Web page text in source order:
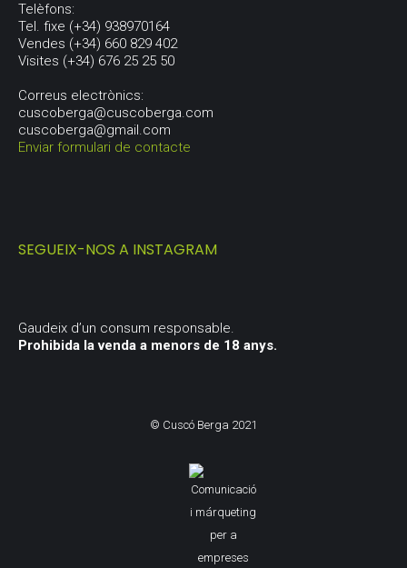
Telèfons:
Tel. fixe (+34) 938970164
Vendes (+34) 660 829 402
Visites (+34) 676 25 25 50
Correus electrònics:
cuscoberga@cuscoberga.com
cuscoberga@gmail.com
Enviar formulari de contacte
SEGUEIX-NOS A INSTAGRAM
Gaudeix d’un consum responsable.
Prohibida la venda a menors de 18 anys.
© Cuscó Berga 2021